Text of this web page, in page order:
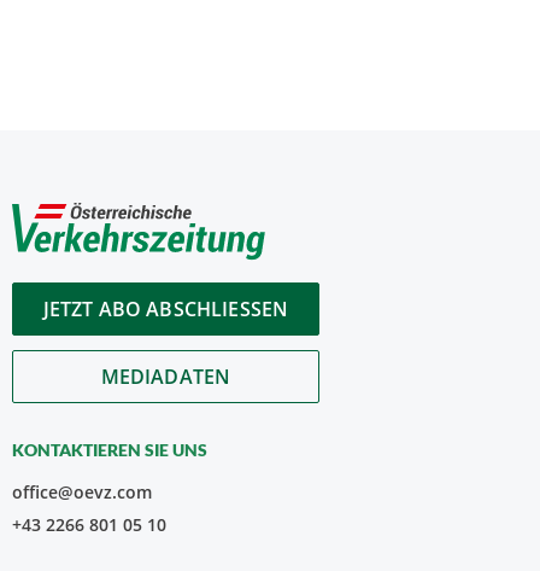
JETZT ABO ABSCHLIESSEN
MEDIADATEN
KONTAKTIEREN SIE UNS
office@oevz.com
+43 2266 801 05 10